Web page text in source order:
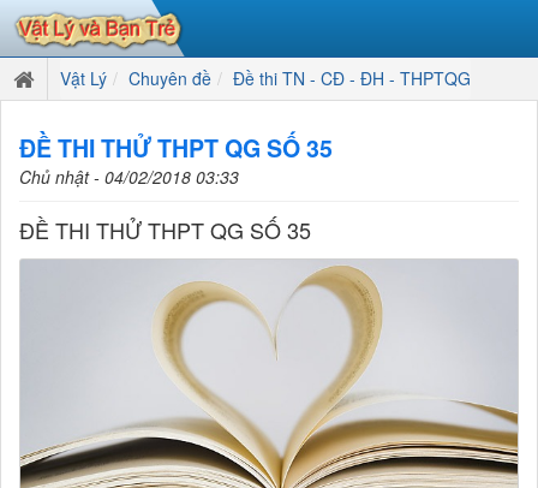
Vật Lý Chuyên đề Đề thi TN - CĐ - ĐH - THPTQG
ĐỀ THI THỬ THPT QG SỐ 35
Chủ nhật - 04/02/2018 03:33
ĐỀ THI THỬ THPT QG SỐ 35